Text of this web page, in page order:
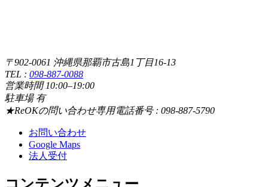
〒902-0061 沖縄県那覇市古島1丁目16-13
TEL : 098-887-0088
営業時間 10:00–19:00
駐車場 有
★ReOKの問い合わせ専用電話番号 : 098-887-5790
お問い合わせ
Google Maps
法人受付